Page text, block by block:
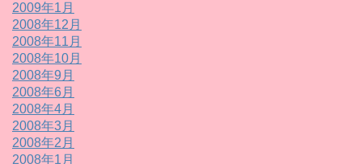
2009年1月
2008年12月
2008年11月
2008年10月
2008年9月
2008年6月
2008年4月
2008年3月
2008年2月
2008年1月